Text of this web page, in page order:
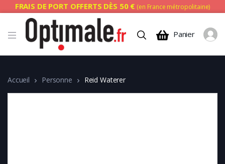
FRAIS DE PORT OFFERTS DÈS 50 € (en France métropolitaine)
Panier
Accueil Personne Reid Waterer